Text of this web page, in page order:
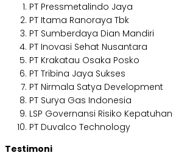
PT Pressmetalindo Jaya
PT Itama Ranoraya Tbk
PT Sumberdaya Dian Mandiri
PT Inovasi Sehat Nusantara
PT Krakatau Osaka Posko
PT Tribina Jaya Sukses
PT Nirmala Satya Development
PT Surya Gas Indonesia
LSP Governansi Risiko Kepatuhan
PT Duvalco Technology
Testimoni